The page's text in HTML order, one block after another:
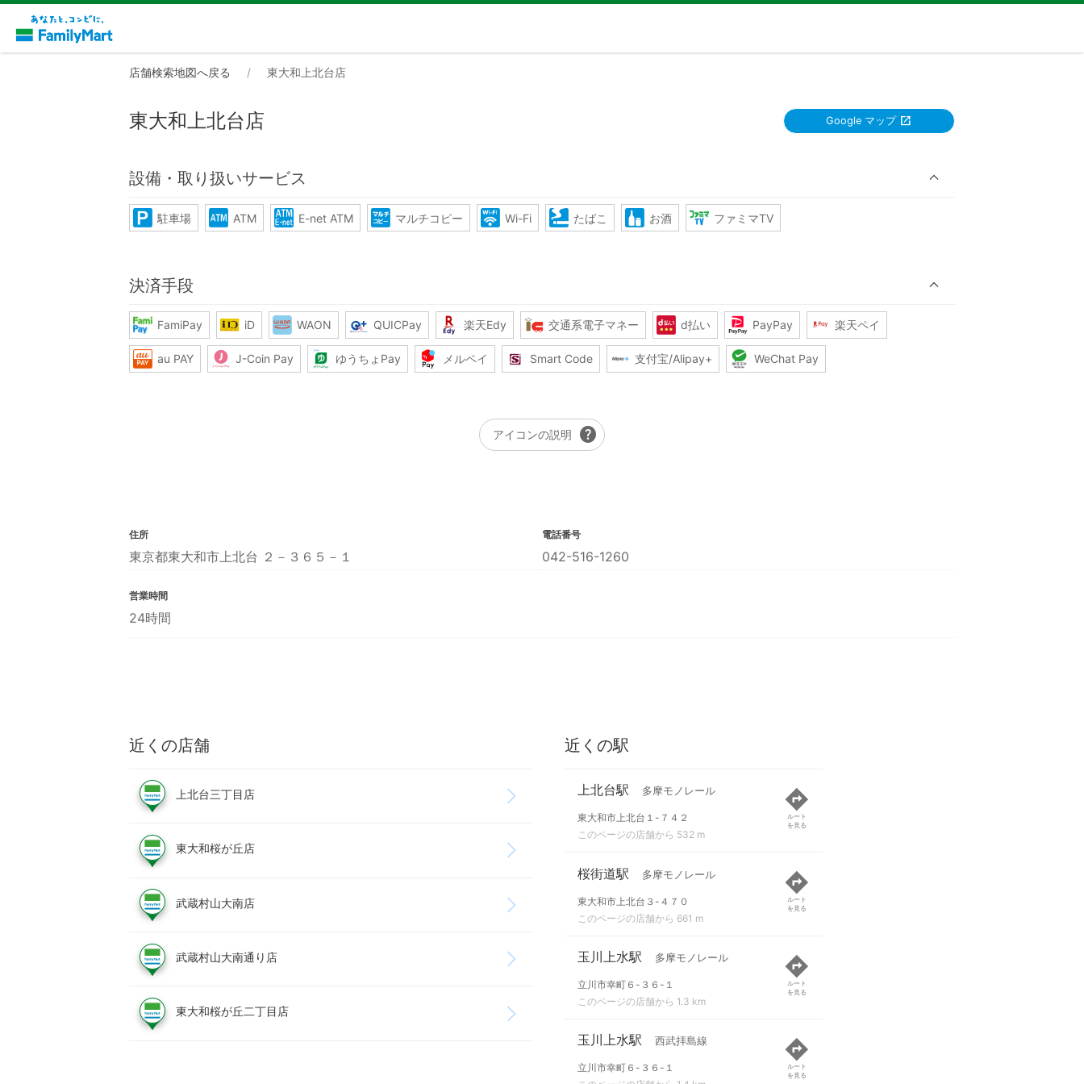
店舗検索地図へ戻る 東大和上北台店
東大和上北台店 Google マップ
設備・取り扱いサービス
駐車場 ATM E-net ATM マルチコピー Wi-Fi たばこ お酒 ファミマTV
決済手段
FamiPay iD WAON QUICPay 楽天Edy 交通系電子マネー d払い PayPay 楽天ペイ
au PAY J-Coin Pay ゆうちょPay メルペイ Smart Code 支付宝/Alipay+ WeChat Pay
アイコンの説明 help
住所
東京都東大和市上北台 ２－３６５－１
電話番号
042-516-1260
営業時間
24時間
近くの店舗
上北台三丁目店
東大和桜が丘店
武蔵村山大南店
武蔵村山大南通り店
東大和桜が丘二丁目店
近くの駅
上北台駅 多摩モノレール
東大和市上北台１-７４２
このページの店舗から 532 m
ルート
を見る
桜街道駅 多摩モノレール
東大和市上北台３-４７０
このページの店舗から 661 m
ルート
を見る
玉川上水駅 多摩モノレール
立川市幸町６-３６-１
このページの店舗から 1.3 km
ルート
を見る
玉川上水駅 西武拝島線
立川市幸町６-３６-１
ルート
を見る